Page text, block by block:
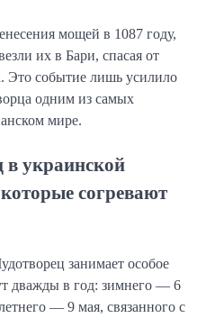
мощей в 1087 году,
их в Бари, спасая от
Это событие лишь усилило
одним из самых
мире.
в украинской
согревают
занимает особое
дважды в год: зимнего — 6
— 9 мая, связанного с